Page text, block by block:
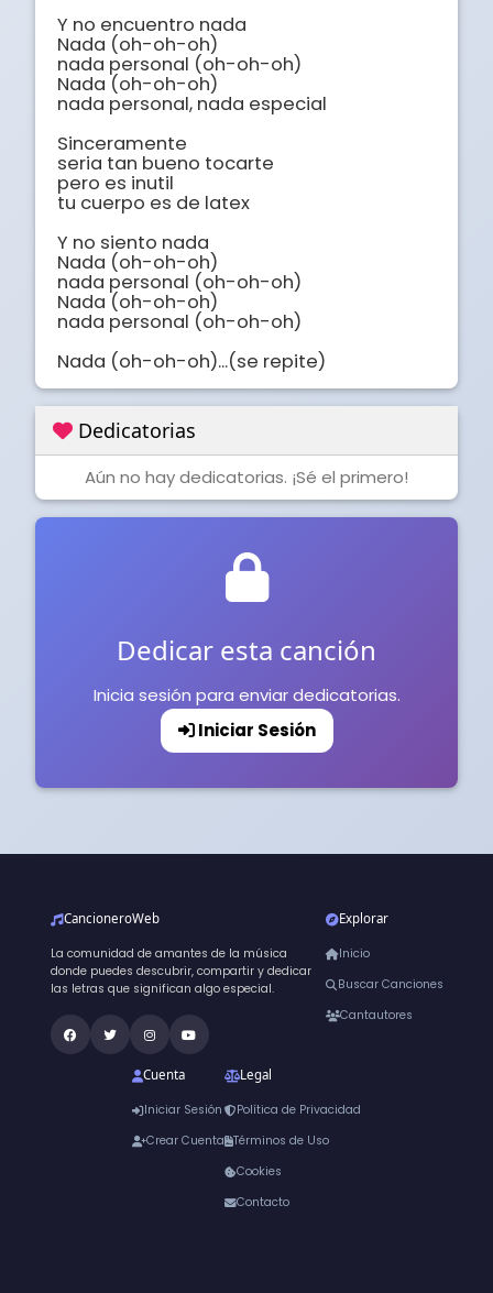
Y no encuentro nada
Nada (oh-oh-oh)
nada personal (oh-oh-oh)
Nada (oh-oh-oh)
nada personal, nada especial
Sinceramente
seria tan bueno tocarte
pero es inutil
tu cuerpo es de latex
Y no siento nada
Nada (oh-oh-oh)
nada personal (oh-oh-oh)
Nada (oh-oh-oh)
nada personal (oh-oh-oh)
Nada (oh-oh-oh)...(se repite)
Dedicatorias
Aún no hay dedicatorias. ¡Sé el primero!
Dedicar esta canción
Inicia sesión para enviar dedicatorias.
Iniciar Sesión
CancioneroWeb
La comunidad de amantes de la música
donde puedes descubrir, compartir y dedicar
las letras que significan algo especial.
Explorar
Inicio
Buscar Canciones
Cantautores
Cuenta
Iniciar Sesión
Crear Cuenta
Legal
Política de Privacidad
Términos de Uso
Cookies
Contacto